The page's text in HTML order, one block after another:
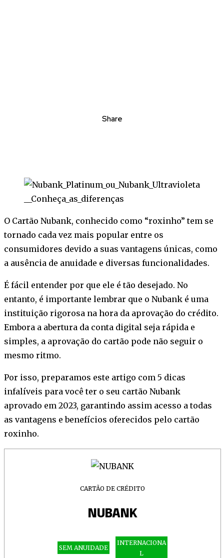
Share
O Cartão Nubank, conhecido como “roxinho” tem se
tornado cada vez mais popular entre os
consumidores devido a suas vantagens únicas, como
a ausência de anuidade e diversas funcionalidades.
É fácil entender por que ele é tão desejado. No
entanto, é importante lembrar que o Nubank é uma
instituição rigorosa na hora da aprovação do crédito.
Embora a abertura da conta digital seja rápida e
simples, a aprovação do cartão pode não seguir o
mesmo ritmo.
Por isso, preparamos este artigo com 5 dicas
infalíveis para você ter o seu cartão Nubank
aprovado em 2023, garantindo assim acesso a todas
as vantagens e benefícios oferecidos pelo cartão
roxinho.
CARTÃO DE CRÉDITO
NUBANK
SEM ANUIDADE
INTERNACIONA
L